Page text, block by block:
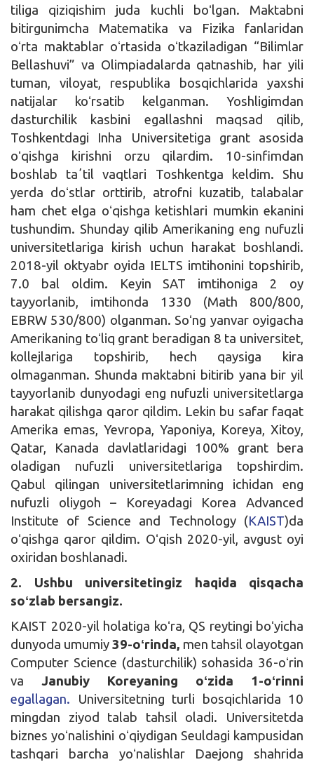
tiliga qiziqishim juda kuchli boʻlgan. Maktabni
bitirgunimcha Matematika va Fizika fanlaridan
oʻrta maktablar oʻrtasida oʻtkaziladigan “Bilimlar
Bellashuvi” va Olimpiadalarda qatnashib, har yili
tuman, viloyat, respublika bosqichlarida yaxshi
natijalar koʻrsatib kelganman. Yoshligimdan
dasturchilik kasbini egallashni maqsad qilib,
Toshkentdagi Inha Universitetiga grant asosida
oʻqishga kirishni orzu qilardim. 10-sinfimdan
boshlab taʼtil vaqtlari Toshkentga keldim. Shu
yerda doʻstlar orttirib, atrofni kuzatib, talabalar
ham chet elga oʻqishga ketishlari mumkin ekanini
tushundim. Shunday qilib Amerikaning eng nufuzli
universitetlariga kirish uchun harakat boshlandi.
2018-yil oktyabr oyida IELTS imtihonini topshirib,
7.0 bal oldim. Keyin SAT imtihoniga 2 oy
tayyorlanib, imtihonda 1330 (Math 800/800,
EBRW 530/800) olganman. Soʻng yanvar oyigacha
Amerikaning toʻliq grant beradigan 8 ta universitet,
kollejlariga topshirib, hech qaysiga kira
olmaganman. Shunda maktabni bitirib yana bir yil
tayyorlanib dunyodagi eng nufuzli universitetlarga
harakat qilishga qaror qildim. Lekin bu safar faqat
Amerika emas, Yevropa, Yaponiya, Koreya, Xitoy,
Qatar, Kanada davlatlaridagi 100% grant bera
oladigan nufuzli universitetlariga topshirdim.
Qabul qilingan universitetlarimning ichidan eng
nufuzli oliygoh – Koreyadagi Korea Advanced
Institute of Science and Technology (KAIST)da
oʻqishga qaror qildim. Oʻqish 2020-yil, avgust oyi
oxiridan boshlanadi.
2. Ushbu universitetingiz haqida qisqacha
soʻzlab bersangiz.
KAIST 2020-yil holatiga koʻra, QS reytingi boʻyicha
dunyoda umumiy39-oʻrinda, men tahsil olayotgan
Computer Science (dasturchilik) sohasida 36-oʻrin
va Janubiy Koreyaning oʻzida 1-oʻrinni
egallagan. Universitetning turli bosqichlarida 10
mingdan ziyod talab tahsil oladi. Universitetda
biznes yoʻnalishini oʻqiydigan Seuldagi kampusidan
tashqari barcha yoʻnalishlar Daejong shahrida